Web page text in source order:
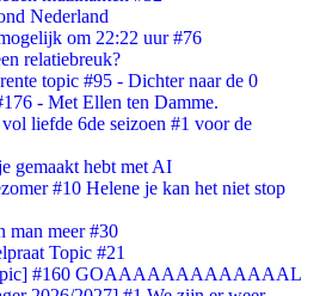
Nederland
om 22:22 uur #76
relatiebreuk?
topic #95 - Dichter naar de 0
- Met Ellen ten Damme.
liefde 6de seizoen #1 voor de
gemaakt hebt met AI
#10 Helene je kan het niet stop
man meer #30
Topic #21
#160 GOAAAAAAAAAAAAAL